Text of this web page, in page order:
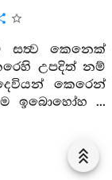
සත්‍ව කෙනෙක්
උපදිත් නම්
කෙරෙන්
ඉබොහෝහ ...